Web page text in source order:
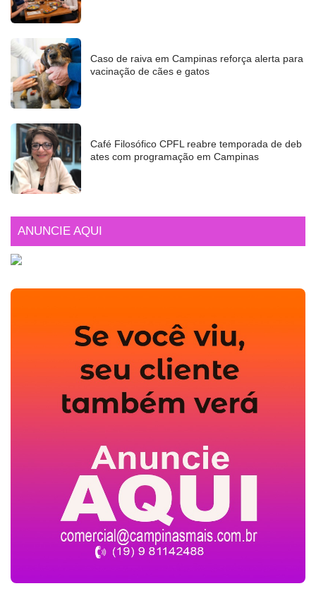
Caso de raiva em Campinas reforça alerta para
vacinação de cães e gatos
Café Filosófico CPFL reabre temporada de deb
ates com programação em Campinas
ANUNCIE AQUI